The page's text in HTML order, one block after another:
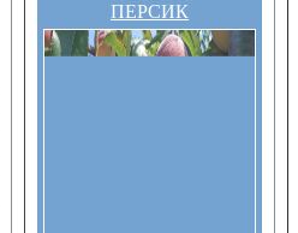
ПЕРСИК